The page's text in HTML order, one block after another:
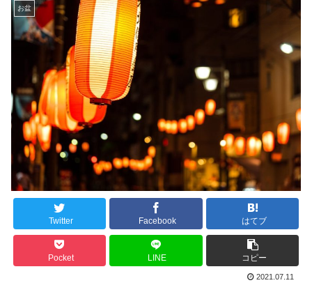
お盆
Twitter Facebook はてブ
Pocket LINE コピー
2021.07.11